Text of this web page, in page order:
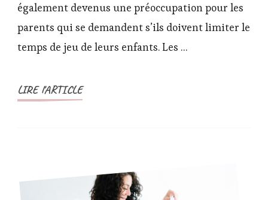
temps
de
jeux
également devenus une préoccupation pour les
parents qui se demandent s’ils doivent limiter le
temps de jeu de leurs enfants. Les …
LIRE l'ARTICLE